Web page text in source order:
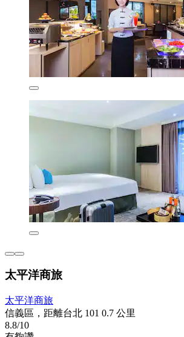
太平洋商旅
太平洋商旅
信義區，距離台北 101 0.7 公里
8.8/10